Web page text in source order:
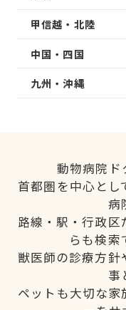
甲信越・北陸
中国・四国
九州・沖縄
動物病院ド
首都圏を中心と
病
路線・駅・行政
らも検索
獣医師の診療方
事
ペットも大切な